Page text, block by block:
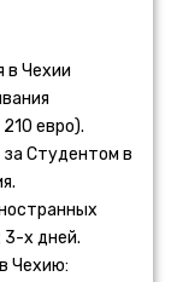
в Чехии
евро).
Студентом в
3-х дней.
Чехию: